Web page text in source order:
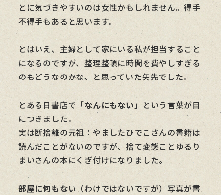
とに気づきやすいのは女性かもしれません。得手
不得手もあると思います。
とはいえ、主婦として家にいる私が担当すること
になるのですが、整理整頓に時間を費やしすぎる
のもどうなのかな、と思っていた矢先でした。
とある日書店で 「なんにもない」 という言葉が目
につきました。
実は断捨離の元祖：やましたひでこさんの書籍は
読んだことがないのですが、捨て変態ことゆるり
まいさんの本にくぎ付けになりました。
部屋に何もない （わけではないですが）写真が書